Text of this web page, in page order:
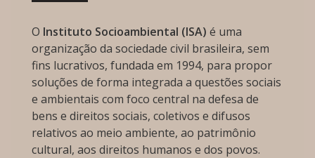
O Instituto Socioambiental (ISA) é uma
organização da sociedade civil brasileira, sem
fins lucrativos, fundada em 1994, para propor
soluções de forma integrada a questões sociais
e ambientais com foco central na defesa de
bens e direitos sociais, coletivos e difusos
relativos ao meio ambiente, ao patrimônio
cultural, aos direitos humanos e dos povos.